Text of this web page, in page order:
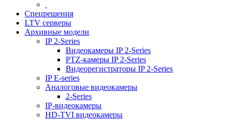
Спецрешения
LTV серверы
Архивные модели
IP 2-Series
Видеокамеры IP 2-Series
PTZ-камеры IP 2-Series
Видеорегистраторы IP 2-Series
IP E-series
Аналоговые видеокамеры
2-Series
IP-видеокамеры
HD-TVI видеокамеры